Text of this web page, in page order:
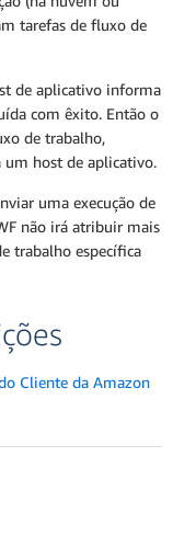
tarefas de fluxo de
de aplicativo informa
com êxito. Então o
de trabalho,
host de aplicativo.
uma execução de
não irá atribuir mais
trabalho específica
Cliente da Amazon